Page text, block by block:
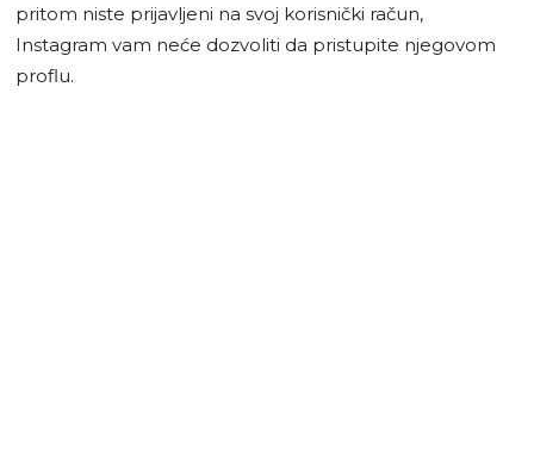
pritom niste prijavljeni na svoj korisnički račun,
Instagram vam neće dozvoliti da pristupite njegovom
proflu.